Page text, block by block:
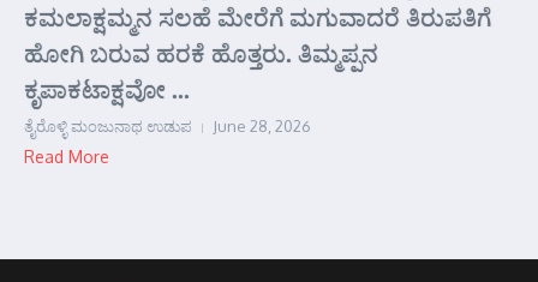
ಕಮಲಾಕ್ಷಮ್ಮನ ಸಲಹೆ ಮೇರೆಗೆ ಮಗುವಾದರೆ ತಿರುಪತಿಗೆ
ಹೋಗಿ ಬರುವ ಹರಕೆ ಹೊತ್ತರು. ತಿಮ್ಮಪ್ಪನ
ಕೃಪಾಕಟಾಕ್ಷವೋ ...
ತೈರೊಳ್ಳಿ ಮಂಜುನಾಥ ಉಡುಪ June 28, 2026
Read More